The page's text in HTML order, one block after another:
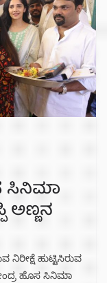
ಸಿನಿಮಾ
ಅಣ್ಣನ
ಹುಟ್ಟಿಸಿರುವ
ಹೊಸ ಸಿನಿಮಾ